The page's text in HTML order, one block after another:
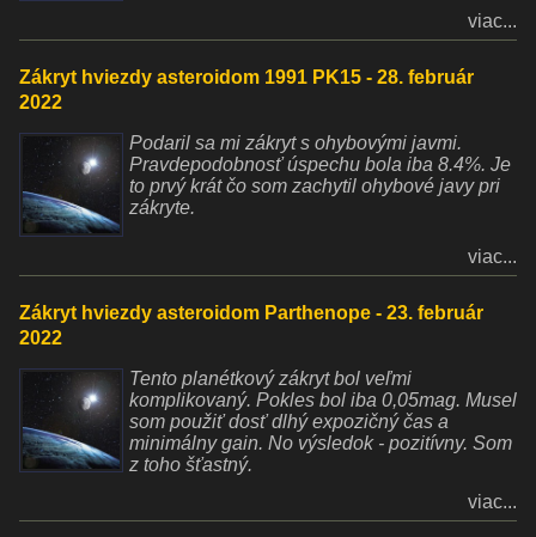
viac...
Zákryt hviezdy asteroidom 1991 PK15 - 28. február
2022
Podaril sa mi zákryt s ohybovými javmi.
Pravdepodobnosť úspechu bola iba 8.4%. Je
to prvý krát čo som zachytil ohybové javy pri
zákryte.
viac...
Zákryt hviezdy asteroidom Parthenope - 23. február
2022
Tento planétkový zákryt bol veľmi
komplikovaný. Pokles bol iba 0,05mag. Musel
som použiť dosť dlhý expozičný čas a
minimálny gain. No výsledok - pozitívny. Som
z toho šťastný.
viac...